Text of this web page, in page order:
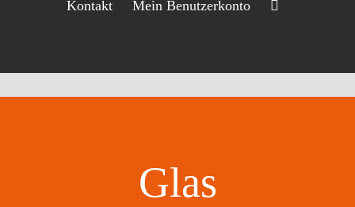
Kontakt Mein Benutzerkonto
Glas